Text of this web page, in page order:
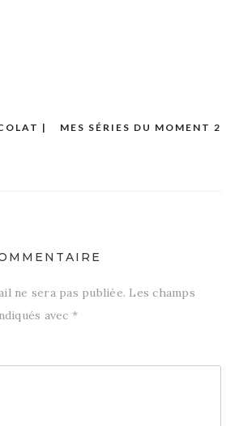
MES SÉRIES DU MOMENT 2
|
ne sera pas publiée. Les champs
avec *